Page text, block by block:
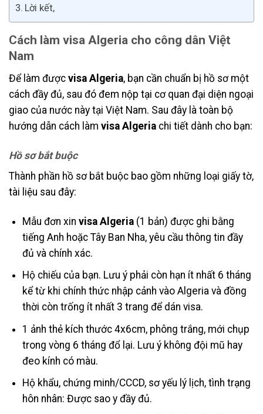
Lời kết,
Cách làm visa Algeria cho công dân Việt
Nam
Để làm được visa Algeria, bạn cần chuẩn bị hồ sơ một
cách đầy đủ, sau đó đem nộp tại cơ quan đại diện ngoại
giao của nước này tại Việt Nam. Sau đây là toàn bộ
hướng dẫn cách làm visa Algeria chi tiết dành cho bạn:
Hồ sơ bắt buộc
Thành phần hồ sơ bắt buộc bao gồm những loại giấy tờ,
tài liệu sau đây:
Mẫu đơn xin visa Algeria(1 bản) được ghi bằng
tiếng Anh hoặc Tây Ban Nha, yêu cầu thông tin đầy
đủ và chính xác.
Hộ chiếu của bạn. Lưu ý phải còn hạn ít nhất 6 tháng
kể từ khi chính thức nhập cảnh vào Algeria và đồng
thời còn trống ít nhất 3 trang để dán visa.
1 ảnh thẻ kích thước 4x6cm, phông trắng, mới chụp
trong vòng 6 tháng đổ lại. Lưu ý không đội mũ hay
đeo kính có màu.
Hộ khẩu, chứng minh/CCCD, sơ yếu lý lịch, tình trạng
hôn nhân: Được sao y đầy đủ.